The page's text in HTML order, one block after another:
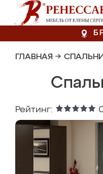
ГЛАВНАЯ → СПАЛЬНИ
Рейтинг: